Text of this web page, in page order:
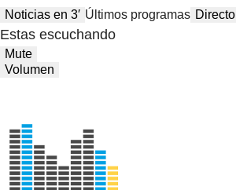
Noticias en 3′ Últimos programas Directo
Estas escuchando
Mute
Volumen